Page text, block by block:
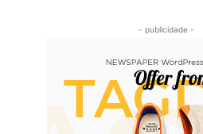
- publicidade -